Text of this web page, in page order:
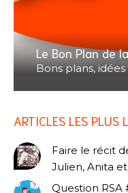
Le Bon Plan de
Bons plans, idées
ARTICLES LES PLUS
Faire le récit
Julien, Anita
Question RSA